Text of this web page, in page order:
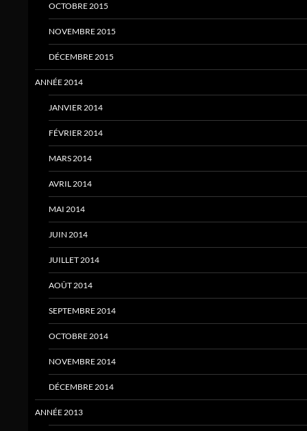
OCTOBRE 2015
NOVEMBRE 2015
DÉCEMBRE 2015
ANNÉE 2014
JANVIER 2014
FÉVRIER 2014
MARS 2014
AVRIL 2014
MAI 2014
JUIN 2014
JUILLET 2014
AOÛT 2014
SEPTEMBRE 2014
OCTOBRE 2014
NOVEMBRE 2014
DÉCEMBRE 2014
ANNÉE 2013